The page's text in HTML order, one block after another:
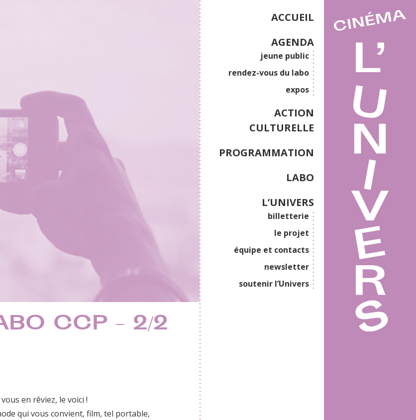
ACCUEIL
AGENDA
jeune public
rendez-vous du labo
expos
ACTION
CULTURELLE
PROGRAMMATION
LABO
L’UNIVERS
billetterie
le projet
équipe et contacts
newsletter
soutenir l’Univers
CCP – 2/2
en rêviez, le voici !
qui vous convient, film, tel portable,